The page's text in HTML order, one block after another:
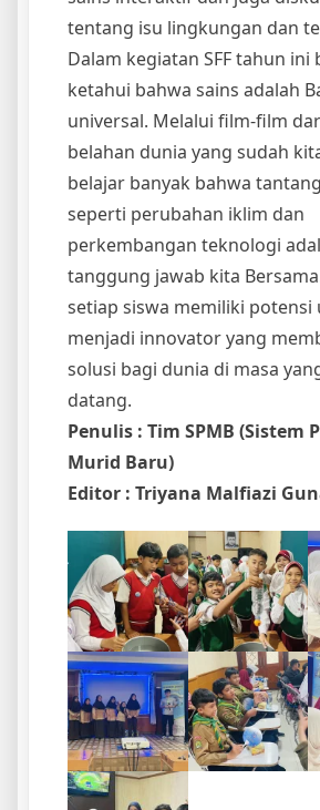
tentang isu lingkungan dan
Dalam kegiatan SFF tahun ini
ketahui bahwa sains adalah
universal. Melalui film-film
belahan dunia yang sudah
belajar banyak bahwa
seperti perubahan iklim dan
perkembangan teknologi
tanggung jawab kita
setiap siswa memiliki potensi
menjadi innovator yang
solusi bagi dunia di masa
datang.
Penulis : Tim SPMB (Sistem
Murid Baru)
Editor : Triyana Malfiazi